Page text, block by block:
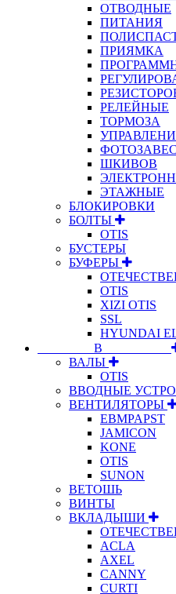
ОТВОДНЫЕ
ПИТАНИЯ
ПРИЯМКА
РЕЛЕЙНЫЕ
ТОРМОЗА
ФОТОЗАВЕС
ШКИВОВ
ЭТАЖНЫЕ
БЛОКИРОВКИ
БОЛТЫ
OTIS
БУСТЕРЫ
БУФЕРЫ
OTIS
XIZI OTIS
SSL
HYUNDAI
⠀⠀⠀⠀⠀⠀В⠀⠀⠀⠀⠀⠀⠀
ВАЛЫ
OTIS
ВВОДНЫЕ
ВЕНТИЛЯТОРЫ
EBMPAPST
JAMICON
KONE
OTIS
SUNON
ВЕТОШЬ
ВИНТЫ
ВКЛАДЫШИ
ACLA
AXEL
CANNY
CURTI